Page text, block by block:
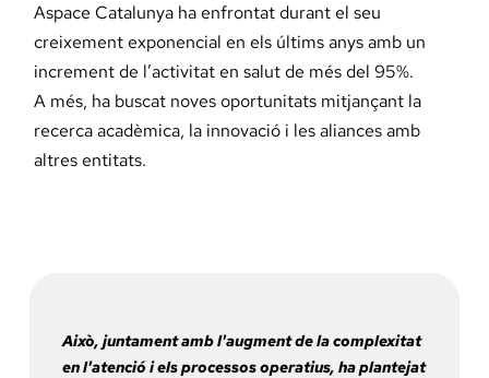
Aspace Catalunya ha enfrontat durant el seu
creixement exponencial en els últims anys amb un
increment de l’activitat en salut de més del 95%.
A més, ha buscat noves oportunitats mitjançant la
recerca acadèmica, la innovació i les aliances amb
altres entitats.
Això, juntament amb l'augment de la complexitat
en l'atenció i els processos operatius, ha plantejat